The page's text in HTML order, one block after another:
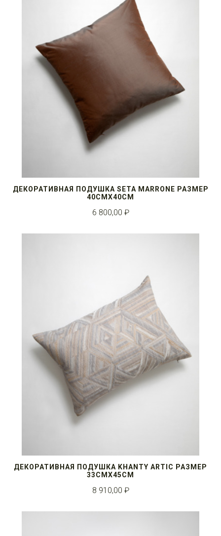
ДЕКОРАТИВНАЯ ПОДУШКА SETA MARRONE РАЗМЕР
40СМX40СМ
6 800,00 ₽
ДЕКОРАТИВНАЯ ПОДУШКА KHANTY ARTIC РАЗМЕР
33СМX45СМ
8 910,00 ₽